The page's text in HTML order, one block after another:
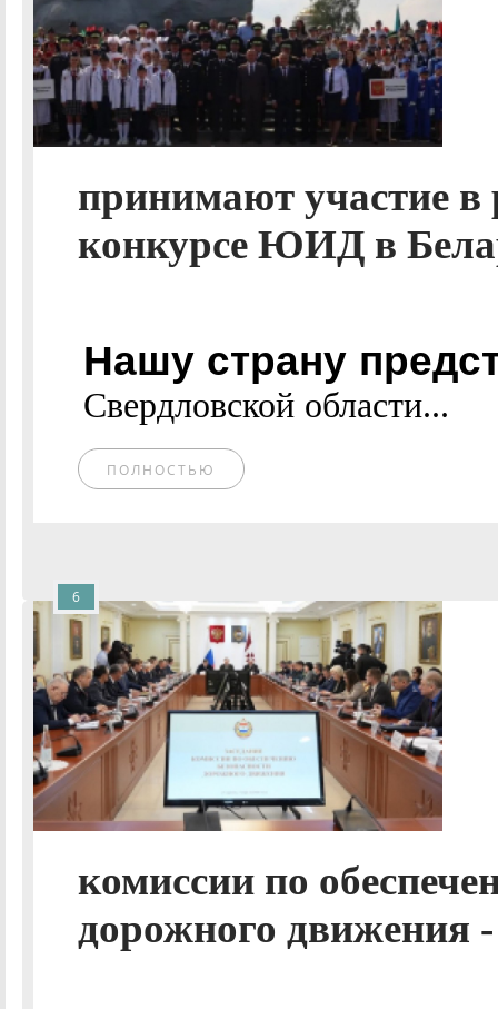
принимают участие в
конкурсе ЮИД в
Нашу страну
Свердловской области...
ПОЛНОСТЬЮ
комиссии по
дорожного движения
6